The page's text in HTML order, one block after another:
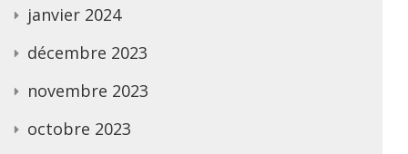
janvier 2024
décembre 2023
novembre 2023
octobre 2023